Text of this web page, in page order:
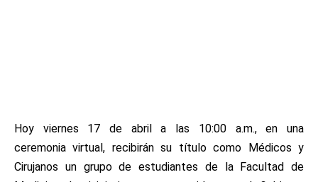
Hoy viernes 17 de abril a las 10:00 a.m., en una
ceremonia virtual, recibirán su título como Médicos y
Cirujanos un grupo de estudiantes de la Facultad de